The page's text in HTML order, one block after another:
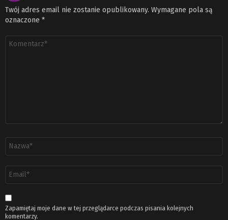
Twój adres email nie zostanie opublikowany. Wymagane pola są
oznaczone *
email
*
Zapamiętaj moje dane w tej przeglądarce podczas pisania kolejnych
komentarzy.